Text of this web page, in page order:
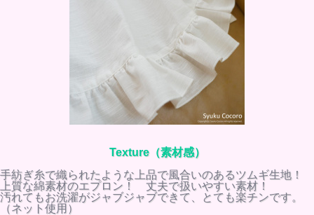
Texture（素材感）
手紡ぎ糸で織られたような上品で風合いのあるツムギ生地！
上質な綿素材のエプロン！ 丈夫で扱いやすい素材！
汚れてもお洗濯がジャブジャブできて、とても楽チンです。
（ネット使用）